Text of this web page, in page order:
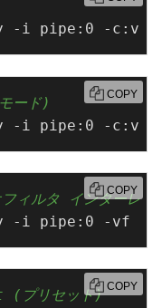
-i pipe:0 -c:v
ード)
-i pipe:0 -c:v
COPY
ルタ インターレー
-i pipe:0 -vf
COPY
リセット) COPY